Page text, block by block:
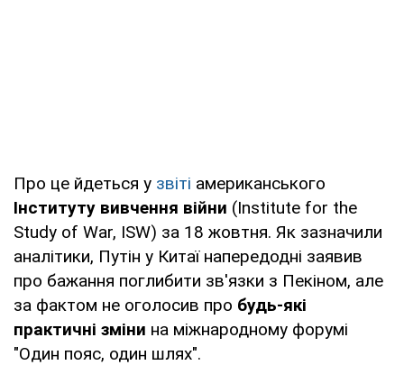
Про це йдеться у звіті американського
Інституту вивчення війни (Institute for the
Study of War, ISW) за 18 жовтня. Як зазначили
аналітики, Путін у Китаї напередодні заявив
про бажання поглибити зв'язки з Пекіном, але
за фактом не оголосив про будь-які
практичні зміни на міжнародному форумі
"Один пояс, один шлях".